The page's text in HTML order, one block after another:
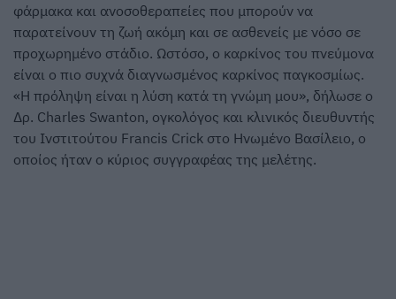
φάρμακα και ανοσοθεραπείες που μπορούν να
παρατείνουν τη ζωή ακόμη και σε ασθενείς με νόσο σε
προχωρημένο στάδιο. Ωστόσο, ο καρκίνος του πνεύμονα
είναι ο πιο συχνά διαγνωσμένος καρκίνος παγκοσμίως.
«Η πρόληψη είναι η λύση κατά τη γνώμη μου», δήλωσε ο
Δρ. Charles Swanton, ογκολόγος και κλινικός διευθυντής
του Ινστιτούτου Francis Crick στο Ηνωμένο Βασίλειο, ο
οποίος ήταν ο κύριος συγγραφέας της μελέτης.